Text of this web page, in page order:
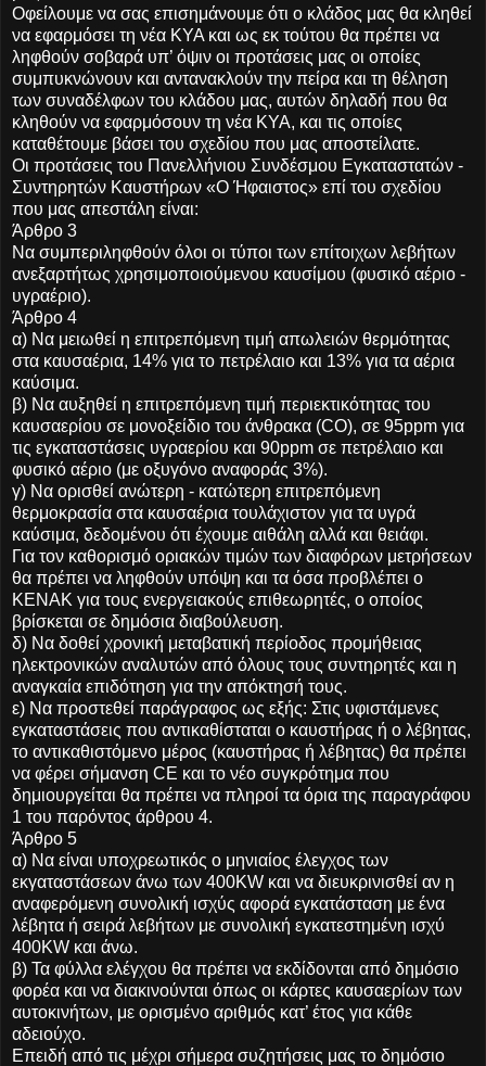
Οφείλουμε να σας επισημάνουμε ότι ο κλάδος μας θα κληθεί
να εφαρμόσει τη νέα ΚΥΑ και ως εκ τούτου θα πρέπει να
ληφθούν σοβαρά υπ’ όψιν οι προτάσεις μας οι οποίες
συμπυκνώνουν και αντανακλούν την πείρα και τη θέληση
των συναδέλφων του κλάδου μας, αυτών δηλαδή που θα
κληθούν να εφαρμόσουν τη νέα ΚΥΑ, και τις οποίες
καταθέτουμε βάσει του σχεδίου που μας αποστείλατε.
Οι προτάσεις του Πανελλήνιου Συνδέσμου Εγκαταστατών -
Συντηρητών Καυστήρων «Ο Ήφαιστος» επί του σχεδίου
που μας απεστάλη είναι:
Άρθρο 3
Να συμπεριληφθούν όλοι οι τύποι των επίτοιχων λεβήτων
ανεξαρτήτως χρησιμοποιούμενου καυσίμου (φυσικό αέριο -
υγραέριο).
Άρθρο 4
α) Να μειωθεί η επιτρεπόμενη τιμή απωλειών θερμότητας
στα καυσαέρια, 14% για το πετρέλαιο και 13% για τα αέρια
καύσιμα.
β) Να αυξηθεί η επιτρεπόμενη τιμή περιεκτικότητας του
καυσαερίου σε μονοξείδιο του άνθρακα (CO), σε 95ppm για
τις εγκαταστάσεις υγραερίου και 90ppm σε πετρέλαιο και
φυσικό αέριο (με οξυγόνο αναφοράς 3%).
γ) Να ορισθεί ανώτερη - κατώτερη επιτρεπόμενη
θερμοκρασία στα καυσαέρια τουλάχιστον για τα υγρά
καύσιμα, δεδομένου ότι έχουμε αιθάλη αλλά και θειάφι.
Για τον καθορισμό οριακών τιμών των διαφόρων μετρήσεων
θα πρέπει να ληφθούν υπόψη και τα όσα προβλέπει ο
ΚΕΝΑΚ για τους ενεργειακούς επιθεωρητές, ο οποίος
βρίσκεται σε δημόσια διαβούλευση.
δ) Να δοθεί χρονική μεταβατική περίοδος προμήθειας
ηλεκτρονικών αναλυτών από όλους τους συντηρητές και η
αναγκαία επιδότηση για την απόκτησή τους.
ε) Να προστεθεί παράγραφος ως εξής: Στις υφιστάμενες
εγκαταστάσεις που αντικαθίσταται ο καυστήρας ή ο λέβητας,
το αντικαθιστόμενο μέρος (καυστήρας ή λέβητας) θα πρέπει
να φέρει σήμανση CE και το νέο συγκρότημα που
δημιουργείται θα πρέπει να πληροί τα όρια της παραγράφου
1 του παρόντος άρθρου 4.
Άρθρο 5
α) Να είναι υποχρεωτικός ο μηνιαίος έλεγχος των
εκγαταστάσεων άνω των 400KW και να διευκρινισθεί αν η
αναφερόμενη συνολική ισχύς αφορά εγκατάσταση με ένα
λέβητα ή σειρά λεβήτων με συνολική εγκατεστημένη ισχύ
400KW και άνω.
β) Τα φύλλα ελέγχου θα πρέπει να εκδίδονται από δημόσιο
φορέα και να διακινούνται όπως οι κάρτες καυσαερίων των
αυτοκινήτων, με ορισμένο αριθμός κατ’ έτος για κάθε
αδειούχο.
Επειδή από τις μέχρι σήμερα συζητήσεις μας το δημόσιο